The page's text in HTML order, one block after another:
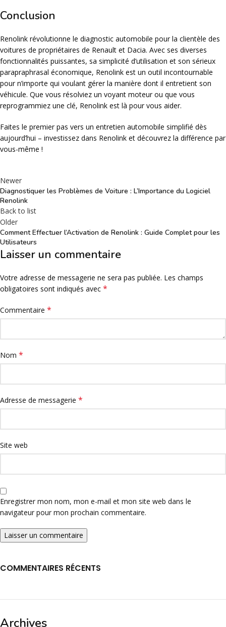
Conclusion
Renolink révolutionne le diagnostic automobile pour la clientèle des
voitures de propriétaires de Renault et Dacia. Avec ses diverses
fonctionnalités puissantes, sa simplicité d’utilisation et son sérieux
parapraphrasal économique, Renolink est un outil incontournable
pour n’importe qui voulant gérer la manière dont il entretient son
véhicule. Que vous résolviez un voyant moteur ou que vous
reprogrammiez une clé, Renolink est là pour vous aider.
Faites le premier pas vers un entretien automobile simplifié dès
aujourd’hui – investissez dans Renolink et découvrez la différence par
vous-même !
Newer
Diagnostiquer les Problèmes de Voiture : L’Importance du Logiciel
Renolink
Back to list
Older
Comment Effectuer l’Activation de Renolink : Guide Complet pour les
Utilisateurs
Laisser un commentaire
Votre adresse de messagerie ne sera pas publiée. Les champs
obligatoires sont indiqués avec *
Commentaire *
Nom *
Adresse de messagerie *
Site web
Enregistrer mon nom, mon e-mail et mon site web dans le
navigateur pour mon prochain commentaire.
COMMENTAIRES RÉCENTS
Archives